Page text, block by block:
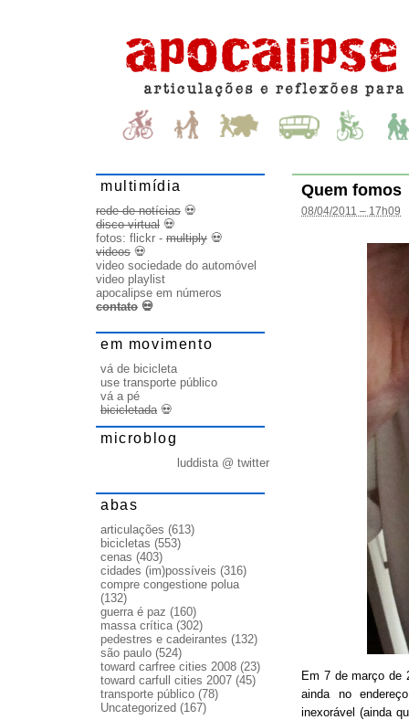
Quem fomos
08/04/2011 – 17h09
Em 7 de março de
ainda no
inexorável (ainda
multimídia
rede de notícias 💀
disco virtual 💀
fotos: flickr - multiply 💀
videos 💀
video sociedade do automóvel
video playlist
apocalipse em números
contato 💀
em movimento
vá de bicicleta
use transporte público
vá a pé
bicicletada💀
microblog
luddista @ twitter
abas
articulações (613)
bicicletas (553)
cenas (403)
cidades (im)possíveis (316)
compre congestione polua
(132)
guerra é paz (160)
massa crítica(302)
pedestres e cadeirantes (132)
são paulo (524)
toward carfree cities 2008 (23)
toward carfull cities 2007 (45)
transporte público (78)
Uncategorized (167)